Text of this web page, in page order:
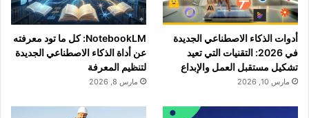
أدوات الذكاء الاصطناعي الجديدة
في 2026: التقنيات التي تعيد
تشكيل مستقبل العمل والإبداع
مارس 10, 2026
NotebookLM: كل ما تود معرفته
عن أداة الذكاء الاصطناعي الجديدة
لتنظيم المعرفة
مارس 8, 2026